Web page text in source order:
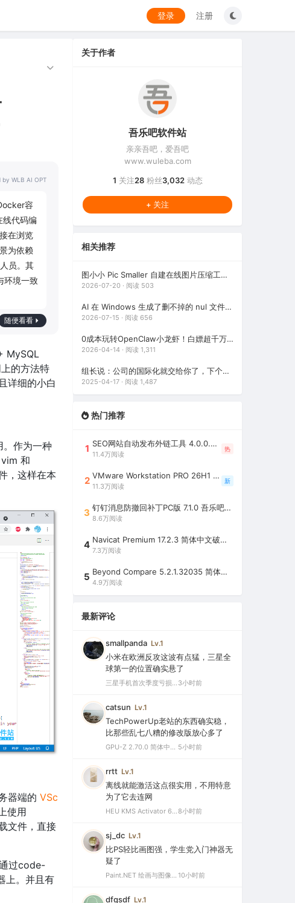
登录 注册
by WLB AI OPT
容
代码编
在浏览
为依赖
员。其
环境一致
随便看看
MySQL
的方法特
详细的小白
作为一种
和
，这样在本
器端的 VSc
使用
文件，直接
过code-
上。并且有
关于作者
吾乐吧软件站
亲亲吾吧，爱吾吧
www.wuleba.com
1 关注28粉丝3,032动态
+ 关注
相关推荐
图小小 Pic Smaller 自建在线图片压缩工具（碾压TinyPNG！90%开发者不知道的免费图像压缩利器）
2026-07-20 · 阅读 503
AI 在 Windows 生成了删不掉的 nul 文件？3 种方法教你强制删除
2026-07-15 · 阅读 656
0成本玩转OpenClaw小龙虾！白嫖超千万Token，邀请好友最高可享百亿Token，2年内有效（包含腾讯、七牛云等多个平台活动）
2026-04-14 · 阅读 1,311
组长说：公司的国际化就交给你了，下个星期给我（auto-i18n-translation-plugins 前端全自动国际化插件）
2025-04-17 · 阅读 1,487
热门推荐
1 SEO网站自动发布外链工具 4.0.0.0 吾乐吧优化版（智能代理狂刷外链）
11.4万阅读
热
2 VMware Workstation PRO 26H1 中文精简安装注册版 / 完整版（最好用的虚拟机软件）
11.3万阅读
新
3 钉钉消息防撤回补丁PC版 7.1.0 吾乐吧优化版（支持消息防撤回+钉钉多开+支持消息永不已读+去除钉钉水印）
8.6万阅读
4 Navicat Premium 17.2.3 简体中文破解版（多重数据库管理工具）
7.3万阅读
5 Beyond Compare 5.2.1.32035 简体中文注册版（超强文件/夹比较工具）
4.9万阅读
最新评论
smallpanda Lv.1
小米在欧洲反攻这波有点猛，三星全
球第一的位置确实悬了
三星手机首次季度亏损，中国市场仅剩0.1%份额背后的三大败因 3小时前
catsun Lv.1
TechPowerUp老站的东西确实稳，
比那些乱七八糟的修改版放心多了
GPU-Z 2.70.0 简体中文汉化版（显卡测试专业的软件） 5小时前
rrtt Lv.1
离线就能激活这点很实用，不用特意
为了它去连网
HEU KMS Activator 64.0 简体中文版（支持激活最新版Windows/Office离线永久激活） 8小时前
sj_dc Lv.1
比PS轻比画图强，学生党入门神器无
疑了
Paint.NET 绘画与图像处理软件 v5.1.12 官方版（Windows 免费开源图像编辑工具） 10小时前
dfgsdf Lv.1